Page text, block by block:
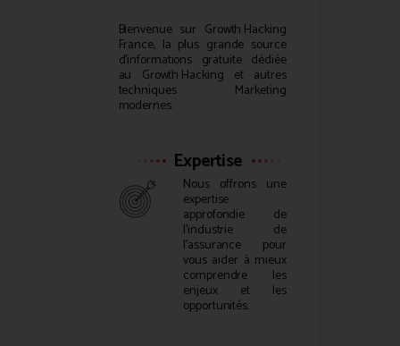
Bienvenue sur Growth Hacking
France, la plus grande source
d’informations gratuite dédiée
au Growth Hacking et autres
techniques Marketing
modernes.
Expertise
Nous offrons une
expertise
approfondie de
l’industrie de
l’assurance pour
vous aider à mieux
comprendre les
enjeux et les
opportunités.